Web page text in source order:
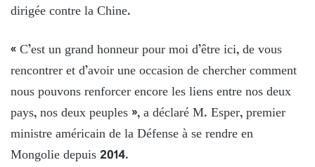
dirigée contre la Chine.
« C’est un grand honneur pour moi d’être ici, de vous
rencontrer et d’avoir une occasion de chercher comment
nous pouvons renforcer encore les liens entre nos deux
pays, nos deux peuples », a déclaré M. Esper, premier
ministre américain de la Défense à se rendre en
Mongolie depuis 2014.